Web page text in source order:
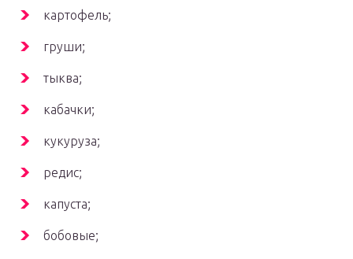
картофель;
груши;
тыква;
кабачки;
кукуруза;
редис;
капуста;
бобовые;